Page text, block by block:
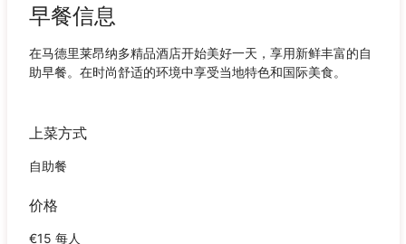
早餐信息
在马德里莱昂纳多精品酒店开始美好一天，享用新鲜丰富的自
助早餐。在时尚舒适的环境中享受当地特色和国际美食。
上菜方式
自助餐
价格
€15 每人